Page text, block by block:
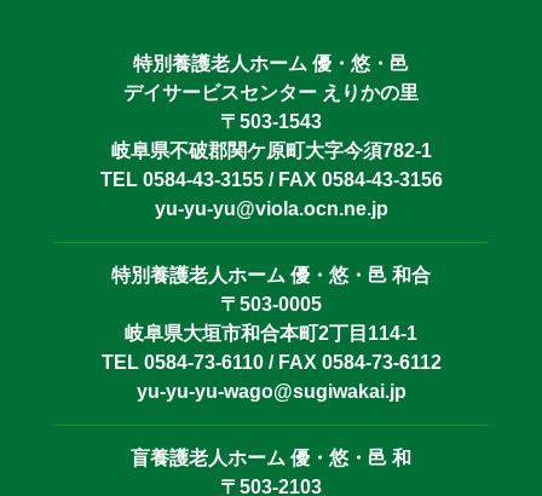
特別養護老人ホーム 優・悠・邑
デイサービスセンター えりかの里
〒503-1543
岐阜県不破郡関ケ原町大字今須782-1
TEL 0584-43-3155 / FAX 0584-43-3156
yu-yu-yu@viola.ocn.ne.jp
特別養護老人ホーム 優・悠・邑 和合
〒503-0005
岐阜県大垣市和合本町2丁目114-1
TEL 0584-73-6110 / FAX 0584-73-6112
yu-yu-yu-wago@sugiwakai.jp
盲養護老人ホーム 優・悠・邑 和
〒503-2103